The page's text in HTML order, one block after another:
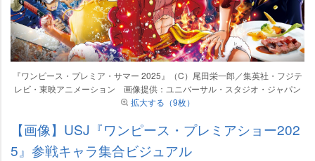
『ワンピース・プレミア・サマー 2025』（C）尾田栄一郎／集英社・フジテ
レビ・東映アニメーション 画像提供：ユニバーサル・スタジオ・ジャパン
拡大する（9枚）
【画像】USJ『ワンピース・プレミアショー202
5』参戦キャラ集合ビジュアル